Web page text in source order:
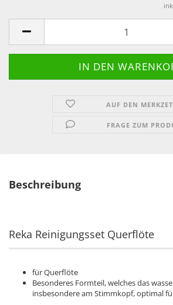
AUF DEN
FRAGE ZUM
Beschreibung
​​​​​​​Reka Reinigungsset Querflöte
für Querflöte
Besonderes Formteil, welches das
insbesondere am Stimmkopf, optimal